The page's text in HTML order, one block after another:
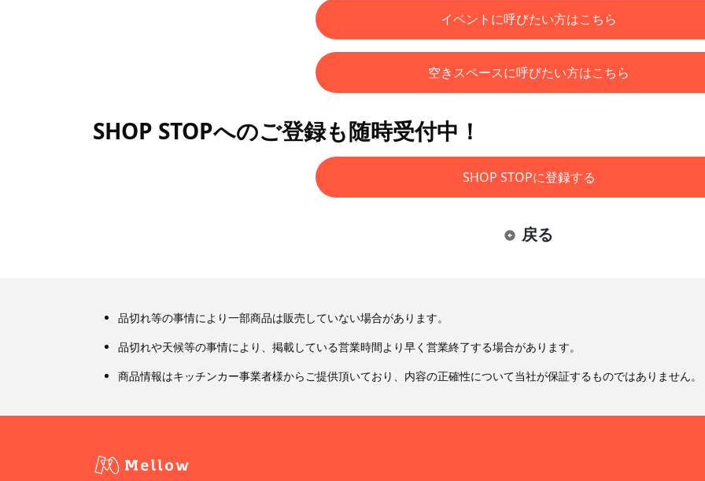
イベントに呼びたい方はこちら
空きスペースに呼びたい方はこちら
SHOP STOPへのご登録も随時受付中！
SHOP STOPに登録する
戻る
品切れ等の事情により一部商品は販売していない場合があります。
品切れや天候等の事情により、掲載している営業時間より早く営業終了する場合があります。
商品情報はキッチンカー事業者様からご提供頂いており、内容の正確性について当社が保証するものではありません。